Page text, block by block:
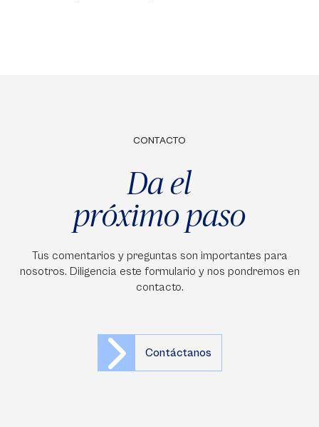
CONTACTO
Da el
próximo paso
Tus comentarios y preguntas son importantes para
nosotros. Diligencia este formulario y nos pondremos en
contacto.
Contáctanos